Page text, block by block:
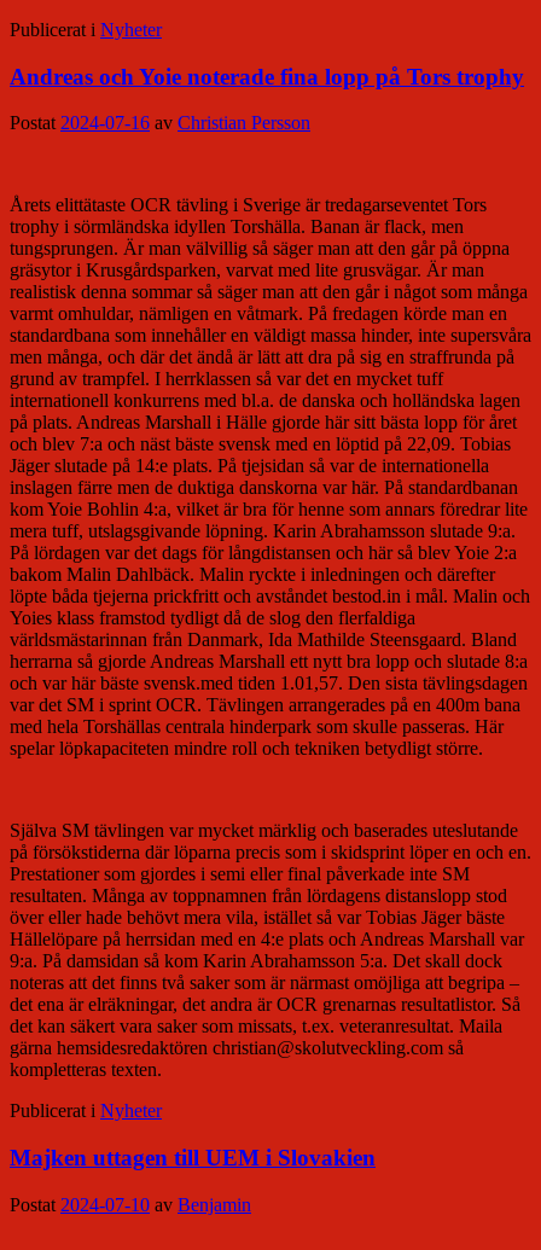
Publicerat i Nyheter
Andreas och Yoie noterade fina lopp på Tors trophy
Postat 2024-07-16 av Christian Persson
Årets elittätaste OCR tävling i Sverige är tredagarseventet Tors
trophy i sörmländska idyllen Torshälla. Banan är flack, men
tungsprungen. Är man välvillig så säger man att den går på öppna
gräsytor i Krusgårdsparken, varvat med lite grusvägar. Är man
realistisk denna sommar så säger man att den går i något som många
varmt omhuldar, nämligen en våtmark. På fredagen körde man en
standardbana som innehåller en väldigt massa hinder, inte supersvåra
men många, och där det ändå är lätt att dra på sig en straffrunda på
grund av trampfel. I herrklassen så var det en mycket tuff
internationell konkurrens med bl.a. de danska och holländska lagen
på plats. Andreas Marshall i Hälle gjorde här sitt bästa lopp för året
och blev 7:a och näst bäste svensk med en löptid på 22,09. Tobias
Jäger slutade på 14:e plats. På tjejsidan så var de internationella
inslagen färre men de duktiga danskorna var här. På standardbanan
kom Yoie Bohlin 4:a, vilket är bra för henne som annars föredrar lite
mera tuff, utslagsgivande löpning. Karin Abrahamsson slutade 9:a.
På lördagen var det dags för långdistansen och här så blev Yoie 2:a
bakom Malin Dahlbäck. Malin ryckte i inledningen och därefter
löpte båda tjejerna prickfritt och avståndet bestod.in i mål. Malin och
Yoies klass framstod tydligt då de slog den flerfaldiga
världsmästarinnan från Danmark, Ida Mathilde Steensgaard. Bland
herrarna så gjorde Andreas Marshall ett nytt bra lopp och slutade 8:a
och var här bäste svensk.med tiden 1.01,57. Den sista tävlingsdagen
var det SM i sprint OCR. Tävlingen arrangerades på en 400m bana
med hela Torshällas centrala hinderpark som skulle passeras. Här
spelar löpkapaciteten mindre roll och tekniken betydligt större.
Själva SM tävlingen var mycket märklig och baserades uteslutande
på försökstiderna där löparna precis som i skidsprint löper en och en.
Prestationer som gjordes i semi eller final påverkade inte SM
resultaten. Många av toppnamnen från lördagens distanslopp stod
över eller hade behövt mera vila, istället så var Tobias Jäger bäste
Hällelöpare på herrsidan med en 4:e plats och Andreas Marshall var
9:a. På damsidan så kom Karin Abrahamsson 5:a. Det skall dock
noteras att det finns två saker som är närmast omöjliga att begripa –
det ena är elräkningar, det andra är OCR grenarnas resultatlistor. Så
det kan säkert vara saker som missats, t.ex. veteranresultat. Maila
gärna hemsidesredaktören christian@skolutveckling.com så
kompletteras texten.
Publicerat i Nyheter
Majken uttagen till UEM i Slovakien
Postat 2024-07-10 av Benjamin